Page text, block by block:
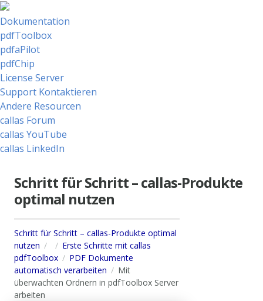
Dokumentation
pdfToolbox
pdfaPilot
pdfChip
License Server
Support Kontaktieren
Andere Resourcen
callas Forum
callas YouTube
callas LinkedIn
Schritt für Schritt – callas-Produkte
optimal nutzen
Schritt für Schritt – callas-Produkte optimal
nutzen
Erste Schritte mit callas
pdfToolbox
PDF Dokumente
automatisch verarbeiten
Mit
überwachten Ordnern in pdfToolbox Server
arbeiten